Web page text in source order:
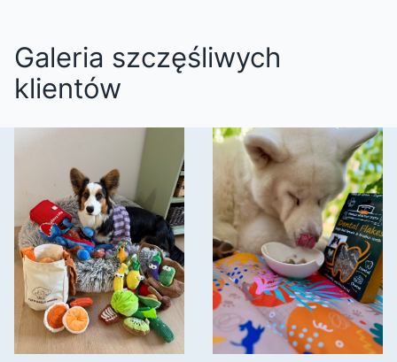
Galeria szczęśliwych
klientów